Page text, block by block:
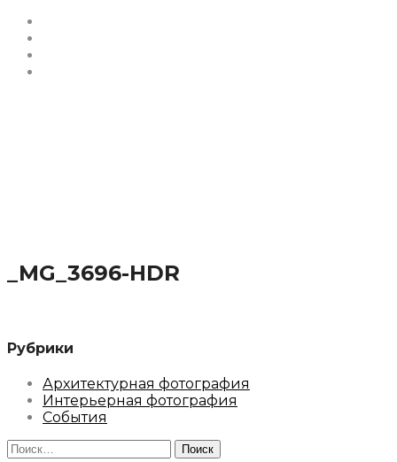
_MG_3696-HDR
Рубрики
Архитектурная фотография
Интерьерная фотография
События
Найти: